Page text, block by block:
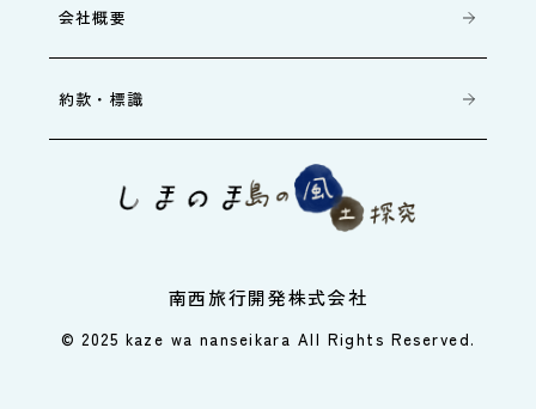
会社概要
約款・標識
南西旅行開発株式会社
© 2025 kaze wa nanseikara All Rights Reserved.